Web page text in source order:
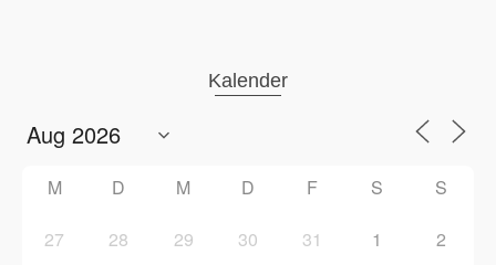
Kalender
M D M D F S S
27 28 29 30 31 1 2